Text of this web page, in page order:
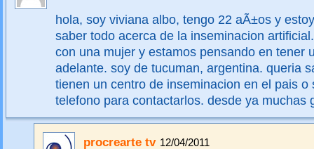
hola, soy viviana albo, tengo 22 aÃ±os y
saber todo acerca de la inseminacion
con una mujer y estamos pensando en tener
adelante. soy de tucuman, argentina. queria
tienen un centro de inseminacion en el pais o
telefono para contactarlos. desde ya muchas
procrearte tv 12/04/2011